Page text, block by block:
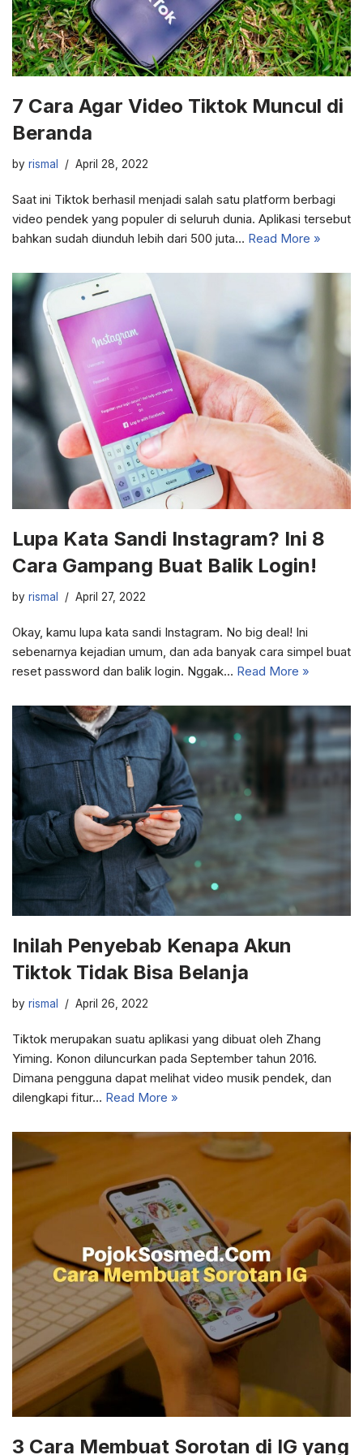
7 Cara Agar Video Tiktok Muncul di
Beranda
by rismal April 28, 2022
Saat ini Tiktok berhasil menjadi salah satu platform berbagi
video pendek yang populer di seluruh dunia. Aplikasi tersebut
bahkan sudah diunduh lebih dari 500 juta… Read More »
Lupa Kata Sandi Instagram? Ini 8
Cara Gampang Buat Balik Login!
by rismal April 27, 2022
Okay, kamu lupa kata sandi Instagram. No big deal! Ini
sebenarnya kejadian umum, dan ada banyak cara simpel buat
reset password dan balik login. Nggak… Read More »
Inilah Penyebab Kenapa Akun
Tiktok Tidak Bisa Belanja
by rismal April 26, 2022
Tiktok merupakan suatu aplikasi yang dibuat oleh Zhang
Yiming. Konon diluncurkan pada September tahun 2016.
Dimana pengguna dapat melihat video musik pendek, dan
dilengkapi fitur… Read More »
3 Cara Membuat Sorotan di IG yang